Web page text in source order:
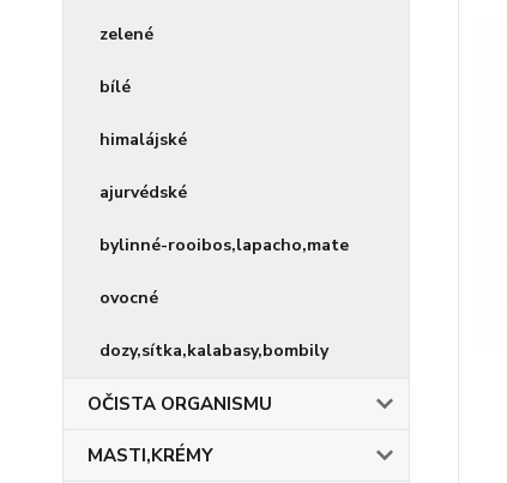
zelené
bílé
himalájské
ajurvédské
bylinné-rooibos,lapacho,mate
ovocné
dozy,sítka,kalabasy,bombily
OČISTA ORGANISMU
MASTI,KRÉMY